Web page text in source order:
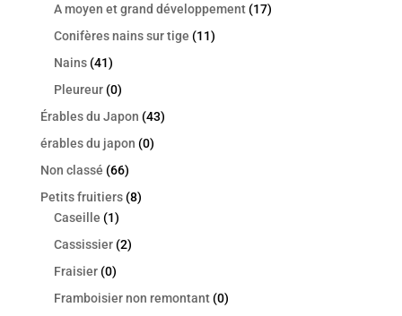
A moyen et grand développement (17)
Conifères nains sur tige (11)
Nains (41)
Pleureur (0)
Érables du Japon (43)
érables du japon (0)
Non classé (66)
Petits fruitiers (8)
Caseille (1)
Cassissier (2)
Fraisier (0)
Framboisier non remontant (0)